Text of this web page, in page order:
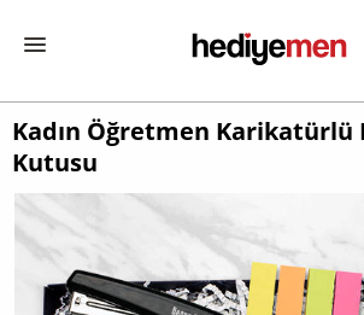
Kadın Öğretmen Karikatürlü
Kutusu